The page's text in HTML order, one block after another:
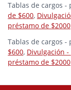
Tablas de cargos -
de $600,
préstamo de $2000
Tablas de cargos -
$600, Divulgación
préstamo de $2000